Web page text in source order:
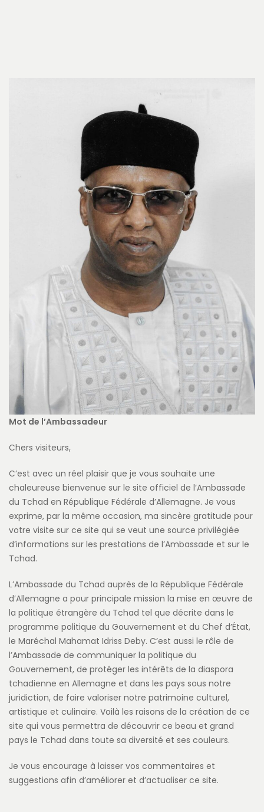
Mot de l’Ambassadeur
Chers visiteurs,
C’est avec un réel plaisir que je vous souhaite une
chaleureuse bienvenue sur le site officiel de l’Ambassade
du Tchad en République Fédérale d’Allemagne. Je vous
exprime, par la même occasion, ma sincère gratitude pour
votre visite sur ce site qui se veut une source privilégiée
d’informations sur les prestations de l’Ambassade et sur le
Tchad.
L’Ambassade du Tchad auprès de la République Fédérale
d’Allemagne a pour principale mission la mise en œuvre de
la politique étrangère du Tchad tel que décrite dans le
programme politique du Gouvernement et du Chef d’État,
le Maréchal Mahamat Idriss Deby. C’est aussi le rôle de
l’Ambassade de communiquer la politique du
Gouvernement, de protéger les intérêts de la diaspora
tchadienne en Allemagne et dans les pays sous notre
juridiction, de faire valoriser notre patrimoine culturel,
artistique et culinaire. Voilà les raisons de la création de ce
site qui vous permettra de découvrir ce beau et grand
pays le Tchad dans toute sa diversité et ses couleurs.
Je vous encourage à laisser vos commentaires et
suggestions afin d’améliorer et d’actualiser ce site.